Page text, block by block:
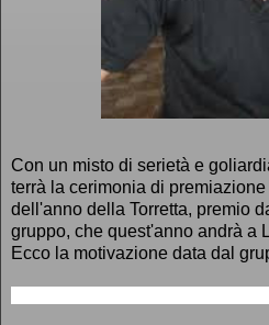
Con un misto di serietà e
terrà la cerimonia di
dell'anno della Torretta, premio
gruppo, che quest'anno andrà a
Ecco la motivazione data dal